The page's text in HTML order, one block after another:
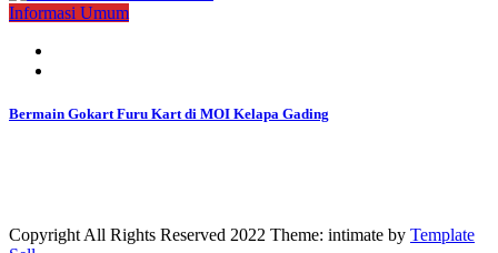
Informasi Umum
Bermain Gokart Furu Kart di MOI Kelapa Gading
Copyright All Rights Reserved 2022 Theme: intimate by Template